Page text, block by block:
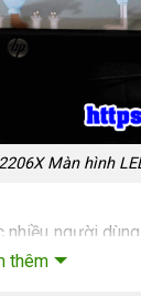
Màn hình
nhiều người
số đó.
thêm